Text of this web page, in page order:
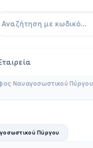
Αναζήτηση με κωδικό...
Ναυαγοσωστικού Πύργου
Πύργου